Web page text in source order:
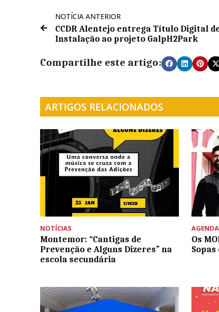
NOTÍCIA ANTERIOR
CCDR Alentejo entrega Título Digital
Instalação ao projeto GalpH2Park
Compartilhe este artigo:
ARTIGOS RELACIONADOS
NOTÍCIAS
Montemor: “Cantigas de
Prevenção e Alguns Dizeres” na
escola secundária
AGENDA
Os